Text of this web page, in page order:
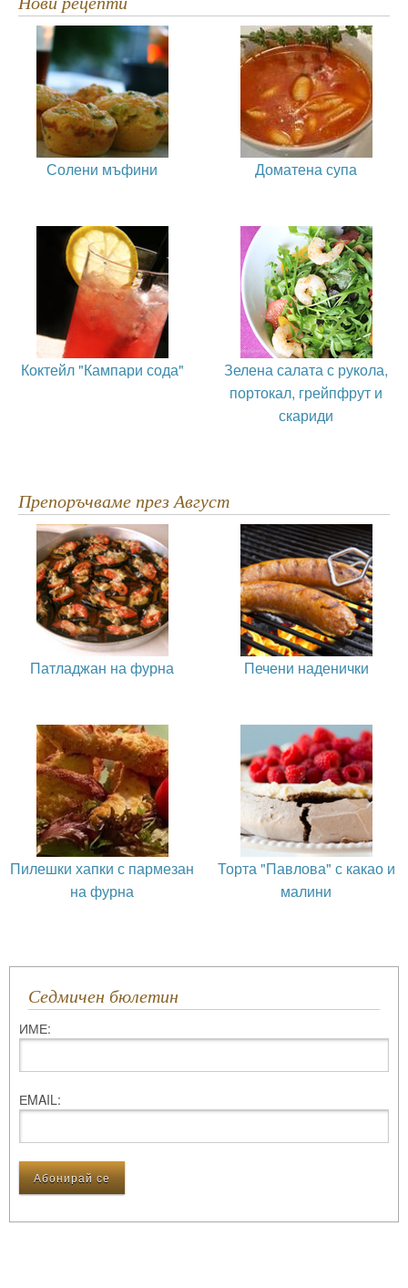
Солени мъфини Доматена супа
Коктейл "Кампари сода"
Зелена салата с рукола,
портокал, грейпфрут и
скариди
Препоръчваме през Август
Патладжан на фурна Печени наденички
Пилешки хапки с пармезан
на фурна
Торта "Павлова" с какао и
малини
Седмичен бюлетин
ИМЕ:
ЕMAIL: